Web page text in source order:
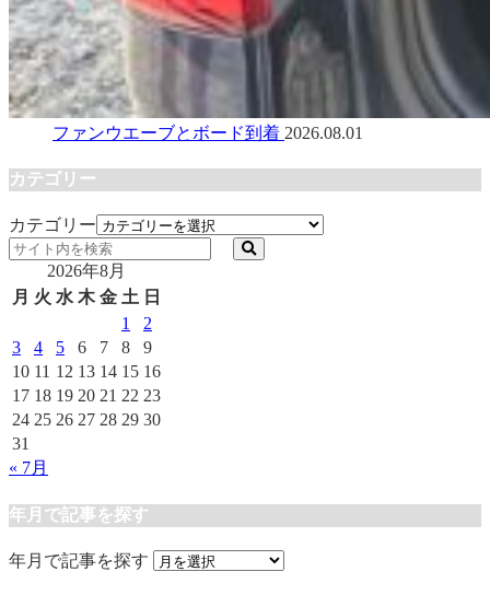
ファンウエーブとボード到着 2026.08.01
カテゴリー
カテゴリー
2026年8月
月 火 水 木 金 土 日
1
2
3
4 5 6 7 8
9
10 11 12 13 14 15 16
17 18 19 20 21 22 23
24 25 26 27 28 29 30
31
« 7月
年月で記事を探す
年月で記事を探す